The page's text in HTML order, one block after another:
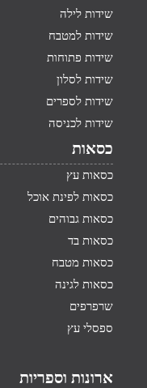
שידות לילה
שידות למטבח
שידות פתוחות
שידות לסלון
שידות לספרים
שידות לכניסה
כסאות
כסאות עץ
כסאות לפינת אוכל
כסאות גבוהים
כסאות בד
כסאות מטבח
כסאות לגינה
שרפרפים
ספסלי עץ
ארונות וספריות